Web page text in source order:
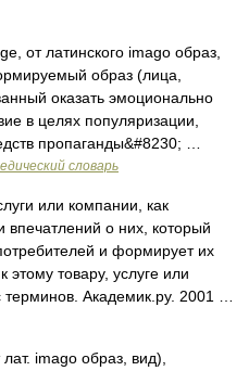
от латинского imago образ,
образ (лица,
оказать эмоционально
в целях популяризации,
пропаганды&#8230; …
словарь
или компании, как
впечатлений о них, который
и формирует их
товару, услуге или
Академик.ру. 2001 …
imago образ, вид),